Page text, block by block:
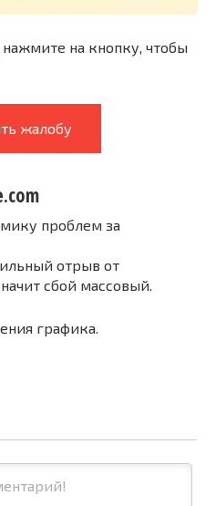
на кнопку, чтобы
жалобу
проблем за
отрыв от
сбой массовый.
графика.